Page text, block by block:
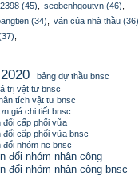
(45)
seobenhgoutvn (46)
(34)
ván của nhà thầu (36)
bảng dự thầu bnsc
trị vật tư bnsc
tích vật tư bnsc
giá chi tiết bnsc
đổi cấp phối vữa
đổi cấp phối vữa bnsc
đổi nhóm nc bnsc
đổi nhóm nhân công
đổi nhóm nhân công bnsc